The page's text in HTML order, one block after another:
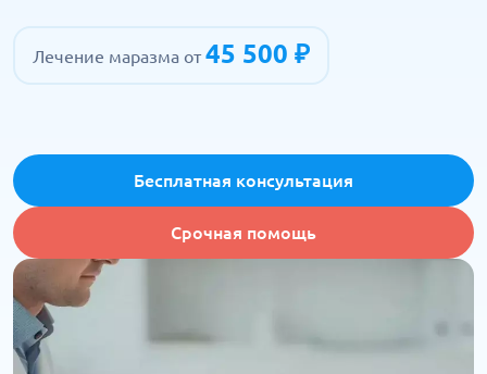
Лечение маразма от45 500 ₽
Бесплатная консультация
Срочная помощь